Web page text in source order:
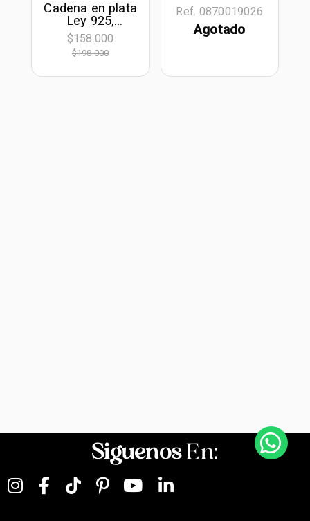
Cadena en plata
Ley 925,
Veneciana, 50
cm. de largo, 1
mm. de ancho
$158.000
$198.000
Ref. 0870019026
Agotado
SiguenosEn: